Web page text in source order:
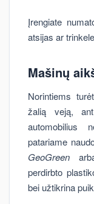
Įrengiate
atsijas ar
Mašinų
Norintiems
žalią veją,
automobilius
patariame
GeoGreen
perdirbto
bei užtikrina